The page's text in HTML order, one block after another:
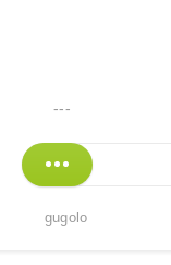
---
gugolo